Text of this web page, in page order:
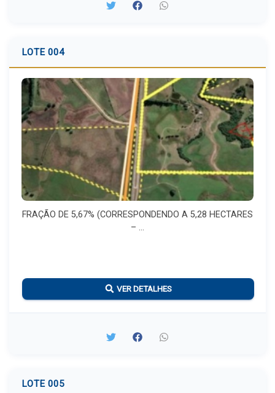
LOTE 004
FRAÇÃO DE 5,67% (CORRESPONDENDO A 5,28 HECTARES
– ...
VER DETALHES
LOTE 005